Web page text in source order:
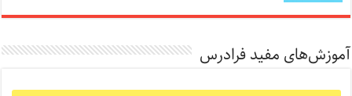
آموزش‌های مفید فرادرس